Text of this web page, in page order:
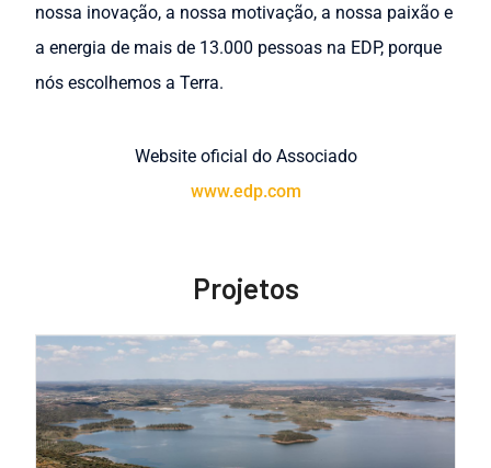
nossa inovação, a nossa motivação, a nossa paixão e
a energia de mais de 13.000 pessoas na EDP, porque
nós escolhemos a Terra.
Website oficial do Associado
www.edp.com
Projetos